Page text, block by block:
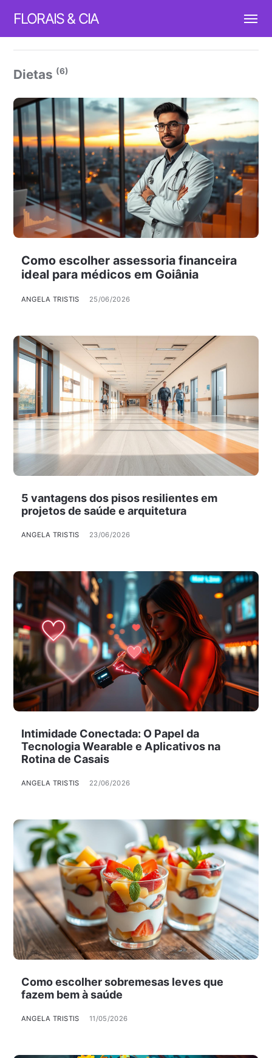
FLORAIS & CIA
Dietas (6)
Como escolher assessoria financeira
ideal para médicos em Goiânia
ANGELA TRISTIS 25/06/2026
5 vantagens dos pisos resilientes em
projetos de saúde e arquitetura
ANGELA TRISTIS 23/06/2026
Intimidade Conectada: O Papel da
Tecnologia Wearable e Aplicativos na
Rotina de Casais
ANGELA TRISTIS 22/06/2026
Como escolher sobremesas leves que
fazem bem à saúde
ANGELA TRISTIS 11/05/2026